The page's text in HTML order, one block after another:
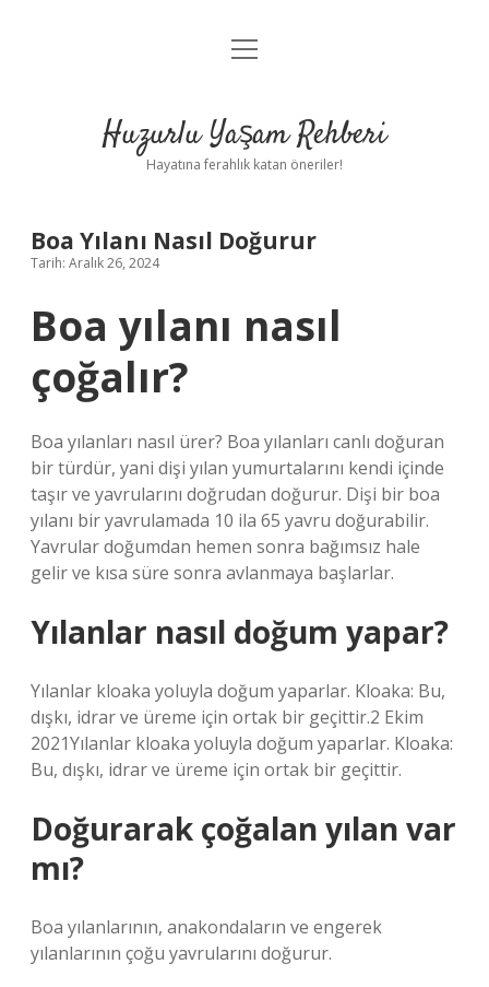
Anasayfa
Yasal Uyarı
menüyü
Huzurlu Yaşam Rehberi
Hayatına ferahlık katan öneriler!
Boa Yılanı Nasıl Doğurur
Tarih: Aralık 26, 2024
Boa yılanı nasıl
çoğalır?
Boa yılanları nasıl ürer? Boa yılanları canlı doğuran
bir türdür, yani dişi yılan yumurtalarını kendi içinde
taşır ve yavrularını doğrudan doğurur. Dişi bir boa
yılanı bir yavrulamada 10 ila 65 yavru doğurabilir.
Yavrular doğumdan hemen sonra bağımsız hale
gelir ve kısa süre sonra avlanmaya başlarlar.
Yılanlar nasıl doğum yapar?
Yılanlar kloaka yoluyla doğum yaparlar. Kloaka: Bu,
dışkı, idrar ve üreme için ortak bir geçittir.2 Ekim
2021Yılanlar kloaka yoluyla doğum yaparlar. Kloaka:
Bu, dışkı, idrar ve üreme için ortak bir geçittir.
Doğurarak çoğalan yılan var
mı?
Boa yılanlarının, anakondaların ve engerek
yılanlarının çoğu yavrularını doğurur.